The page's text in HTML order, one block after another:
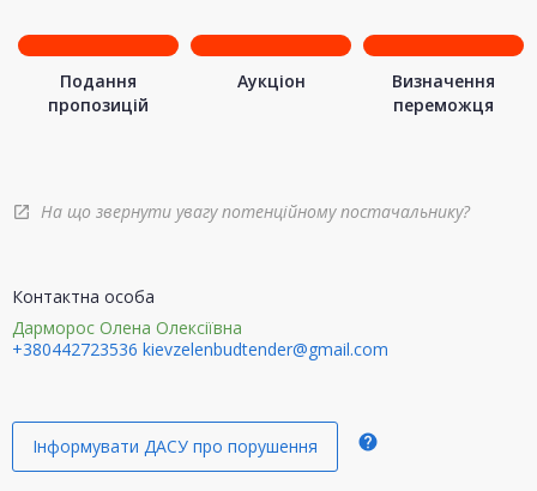
Подання
пропозицій
Аукціон
Визначення
переможця
open_in_new На що звернути увагу потенційному постачальнику?
Контактна особа
Дарморос Олена Олексіївна
+380442723536 kievzelenbudtender@gmail.com
Інформувати ДАСУ про порушення help